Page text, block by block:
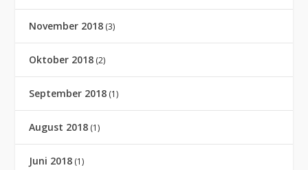
November 2018 (3)
Oktober 2018 (2)
September 2018 (1)
August 2018 (1)
Juni 2018 (1)